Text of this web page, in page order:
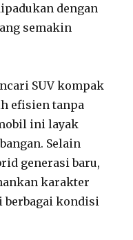
dengan
semakin
SUV kompak
efisien tanpa
ini layak
Selain
generasi baru,
karakter
berbagai kondisi